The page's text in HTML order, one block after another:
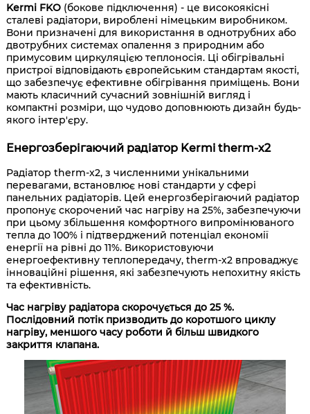
Kermi FKO (бокове підключення) - це високоякісні
сталеві радіатори, вироблені німецьким виробником.
Вони призначені для використання в однотрубних або
двотрубних системах опалення з природним або
примусовим циркуляцією теплоносія. Ці обігрівальні
пристрої відповідають європейським стандартам якості,
що забезпечує ефективне обігрівання приміщень. Вони
мають класичний сучасний зовнішній вигляд і
компактні розміри, що чудово доповнюють дизайн будь-
якого інтер'єру.
Енергозберігаючий радіатор Kermi therm-x2
Радіатор therm-x2, з численними унікальними
перевагами, встановлює нові стандарти у сфері
панельних радіаторів. Цей енергозберігаючий радіатор
пропонує скорочений час нагріву на 25%, забезпечуючи
при цьому збільшення комфортного випромінюваного
тепла до 100% і підтверджений потенціал економії
енергії на рівні до 11%. Використовуючи
енергоефективну теплопередачу, therm-x2 впроваджує
інноваційні рішення, які забезпечують непохитну якість
та ефективність.
Час нагріву радіатора скорочується до 25 %.
Послідовний потік призводить до коротшого циклу
нагріву, меншого часу роботи й більш швидкого
закриття клапана.